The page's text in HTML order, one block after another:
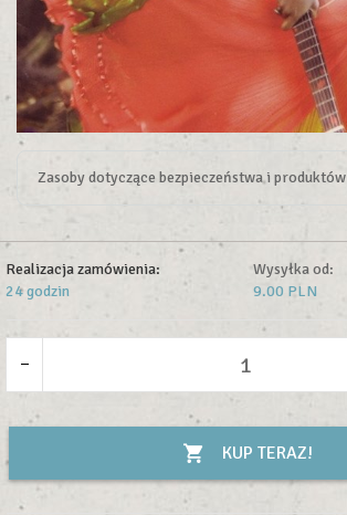
Zasoby dotyczące bezpieczeństwa i produktów
Realizacja zamówienia:
24 godzin
Wysyłka od:
9.00 PLN
KUP TERAZ!